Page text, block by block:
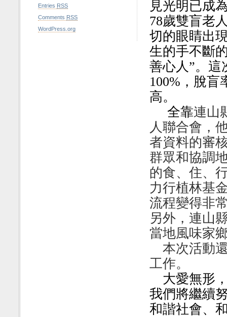
見光明已成
78歲雙盲老
切的眼睛出
生的手不斷
善心人”。這
100% ，脫盲
高。
全靠連山
人聯合會，
者資料的審
群眾和協調
的食、住、
力行植林基
流程變得非
另外，連山
當地風味家
本次活動
工作。
大愛無形
我們將繼續
和諧社會、
Entries RSS
Comments RSS
WordPress.org